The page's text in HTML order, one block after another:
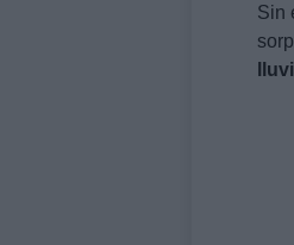
Sin